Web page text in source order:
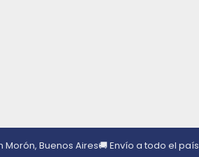
Morón, Buenos Aires🚚 Envío a todo el país